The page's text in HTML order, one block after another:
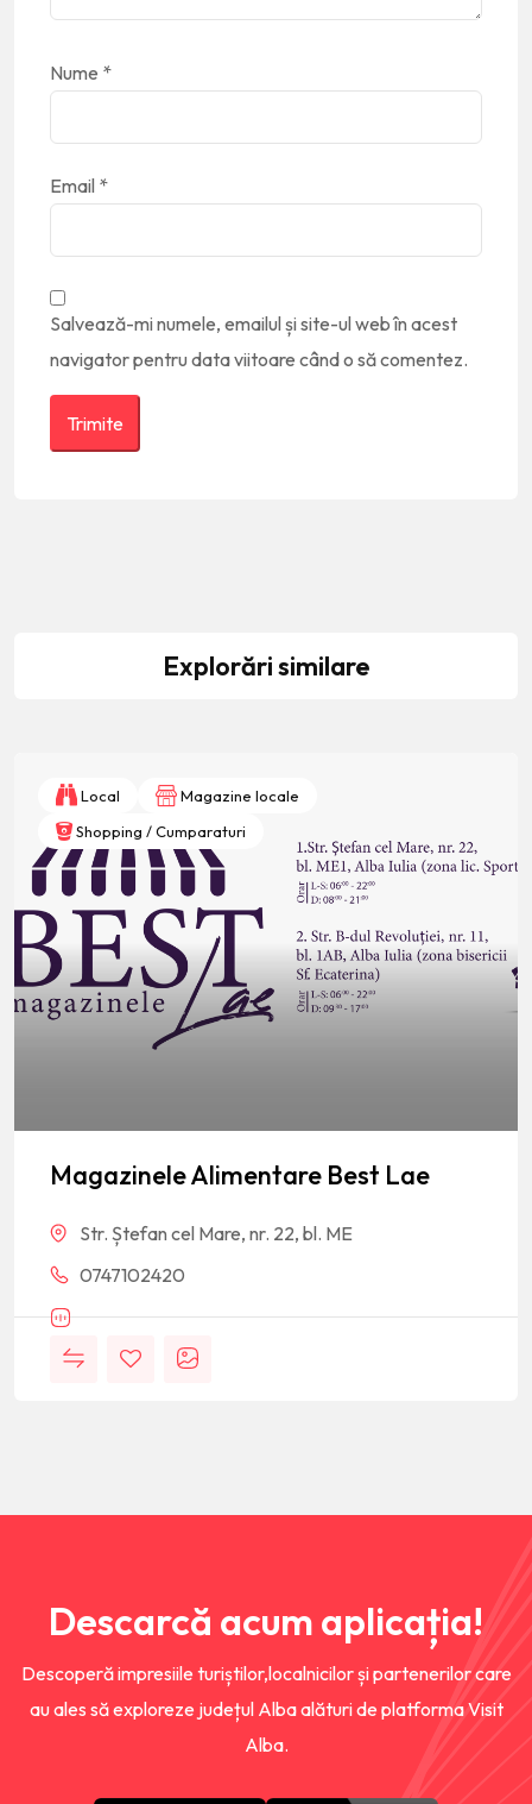
Nume *
Email *
Salvează-mi numele, emailul și site-ul web în acest
navigator pentru data viitoare când o să comentez.
Explorări similare
Local
Magazine locale
Shopping / Cumparaturi
Magazinele Alimentare Best Lae
Str. Ștefan cel Mare, nr. 22, bl. ME
0747102420
Descarcă acum aplicația!
Descoperă impresiile turiștilor,localnicilor și partenerilor care
au ales să exploreze județul Alba alături de platforma Visit
Alba.